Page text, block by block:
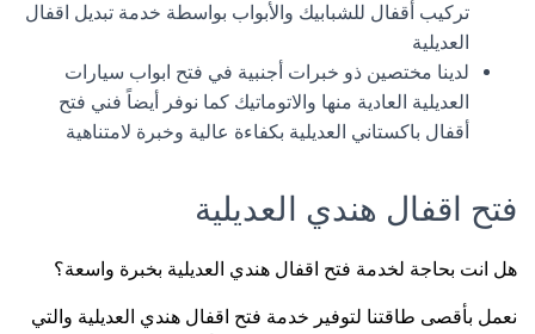
تركيب أقفال للشبابيك والأبواب بواسطة خدمة تبديل اقفال
العديلية
لدينا مختصين ذو خبرات أجنبية في فتح ابواب سيارات
العديلية العادية منها والاتوماتيك كما نوفر أيضاً فني فتح
أقفال باكستاني العديلية بكفاءة عالية وخبرة لامتناهية
فتح اقفال هندي العديلية
هل انت بحاجة لخدمة فتح اقفال هندي العديلية بخبرة واسعة؟
نعمل بأقصى طاقتنا لتوفير خدمة فتح اقفال هندي العديلية والتي